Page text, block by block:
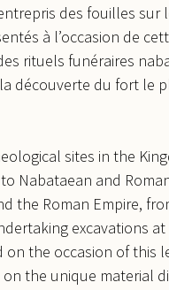
des fouilles sur
à l’occasion de
rituels funéraires
découverte du fort le
sites in the
Nabataean and
the Roman Empire,
excavations
on the occasion of
the unique material